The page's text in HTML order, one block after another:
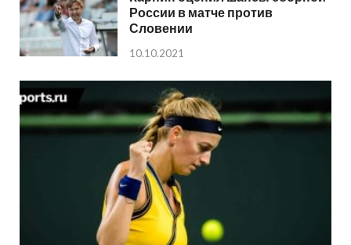
России в матче против
Словении
10.10.2021